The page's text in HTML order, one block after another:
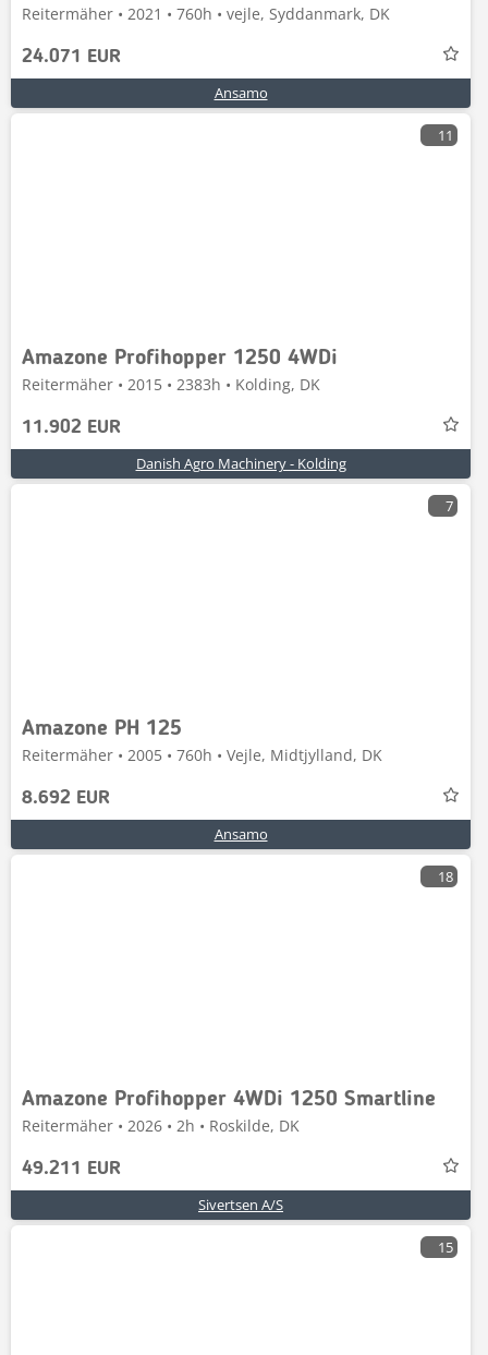
Reitermäher • 2021 • 760h • vejle, Syddanmark, DK
24.071 EUR
Ansamo
11
Amazone Profihopper 1250 4WDi
Reitermäher • 2015 • 2383h • Kolding, DK
11.902 EUR
Danish Agro Machinery - Kolding
7
Amazone PH 125
Reitermäher • 2005 • 760h • Vejle, Midtjylland, DK
8.692 EUR
Ansamo
18
Amazone Profihopper 4WDi 1250 Smartline
Reitermäher • 2026 • 2h • Roskilde, DK
49.211 EUR
Sivertsen A/S
15